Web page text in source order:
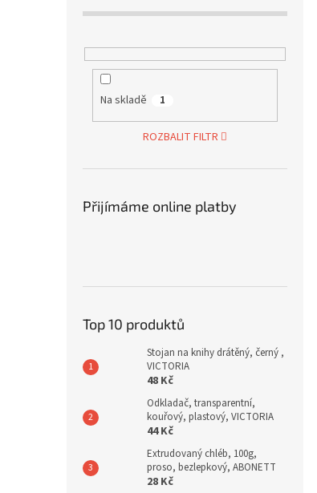
Na skladě 1
ROZBALIT FILTR
Přijímáme online platby
Top 10 produktů
Stojan na knihy drátěný, černý ,
VICTORIA
48 Kč
Odkladač, transparentní,
kouřový, plastový, VICTORIA
44 Kč
Extrudovaný chléb, 100g,
proso, bezlepkový, ABONETT
28 Kč